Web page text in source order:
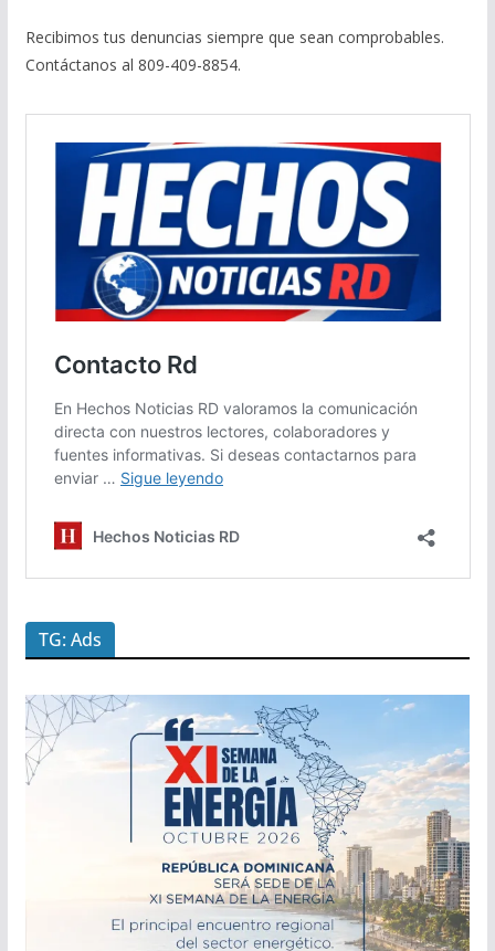
Recibimos tus denuncias siempre que sean comprobables.
Contáctanos al 809-409-8854.
TG: Ads